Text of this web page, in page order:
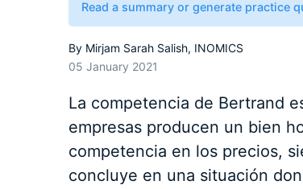
Read a summary or generate practice
By Mirjam Sarah Salish, INOMICS
05 January 2021
La competencia de Bertrand
empresas producen un bien
competencia en los precios,
concluye en una situación